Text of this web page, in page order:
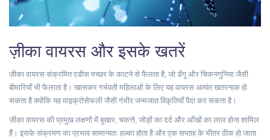
ज़ीका वायरस और इसके खतरें
ज़ीका वायरस संक्रमित एडीस मच्छर के काटने से फैलता है, जो डेंगू और चिकनगुनिया जैसी
बीमारियाँ भी फैलाता है। खासकर गर्भवती महिलाओं के लिए यह वायरस अत्यंत खतरनाक हो
सकता है क्योंकि यह माइक्रोसेफली जैसी गंभीर जन्मजात विकृतियाँ पैदा कर सकता है।
ज़ीका वायरस की प्रमुख लक्षणों में बुखार, चकत्ते, जोड़ों का दर्द और आँखों का लाल होना शामिल
हैं। इसके संक्रमण का प्रभाव सामान्यतः हल्का होता है और एक सप्ताह के भीतर ठीक हो जाता